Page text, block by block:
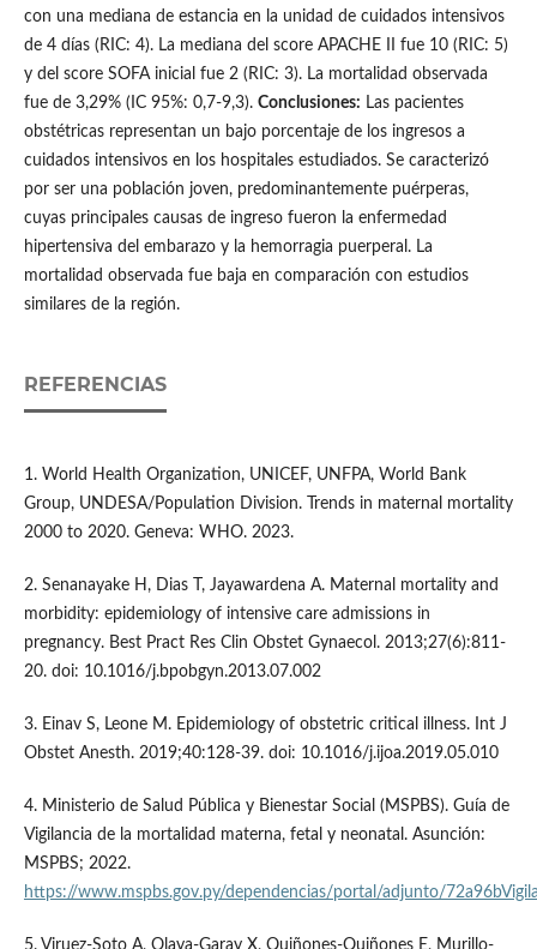
con una mediana de estancia en la unidad de cuidados intensivos
de 4 días (RIC: 4). La mediana del score APACHE II fue 10 (RIC: 5)
y del score SOFA inicial fue 2 (RIC: 3). La mortalidad observada
fue de 3,29% (IC 95%: 0,7-9,3). Conclusiones: Las pacientes
obstétricas representan un bajo porcentaje de los ingresos a
cuidados intensivos en los hospitales estudiados. Se caracterizó
por ser una población joven, predominantemente puérperas,
cuyas principales causas de ingreso fueron la enfermedad
hipertensiva del embarazo y la hemorragia puerperal. La
mortalidad observada fue baja en comparación con estudios
similares de la región.
REFERENCIAS
1. World Health Organization, UNICEF, UNFPA, World Bank
Group, UNDESA/Population Division. Trends in maternal mortality
2000 to 2020. Geneva: WHO. 2023.
2. Senanayake H, Dias T, Jayawardena A. Maternal mortality and
morbidity: epidemiology of intensive care admissions in
pregnancy. Best Pract Res Clin Obstet Gynaecol. 2013;27(6):811-
20. doi: 10.1016/j.bpobgyn.2013.07.002
3. Einav S, Leone M. Epidemiology of obstetric critical illness. Int J
Obstet Anesth. 2019;40:128-39. doi: 10.1016/j.ijoa.2019.05.010
4. Ministerio de Salud Pública y Bienestar Social (MSPBS). Guía de
Vigilancia de la mortalidad materna, fetal y neonatal. Asunción:
MSPBS; 2022.
https://www.mspbs.gov.py/dependencias/portal/adjunto/
5. Viruez-Soto A, Olaya-Garay X, Quiñones-Quiñones E, Murillo-